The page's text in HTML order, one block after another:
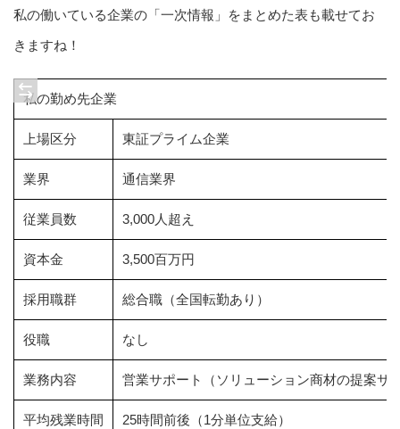
私の働いている企業の「一次情報」をまとめた表も載せてお
きますね！
私の勤め先企業
上場区分 東証プライム企業
業界 通信業界
従業員数 3,000人超え
資本金 3,500百万円
採用職群 総合職（全国転勤あり）
役職 なし
業務内容 営業サポート（ソリューション商材の提案サ
平均残業時間 25時間前後（1分単位支給）